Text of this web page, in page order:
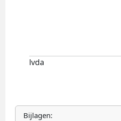
lvda
Bijlagen: